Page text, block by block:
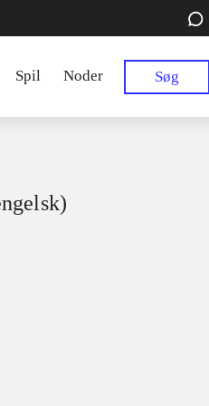
Spil Noder Søg